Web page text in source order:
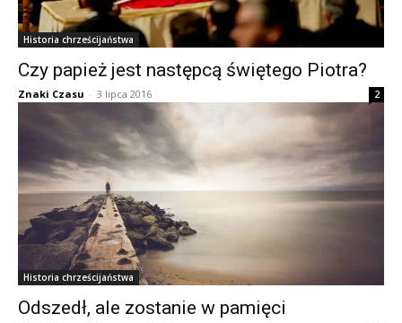
Historia chrześcijaństwa
Czy papież jest następcą świętego Piotra?
Znaki Czasu - 3 lipca 2016 2
Historia chrześcijaństwa
Odszedł, ale zostanie w pamięci